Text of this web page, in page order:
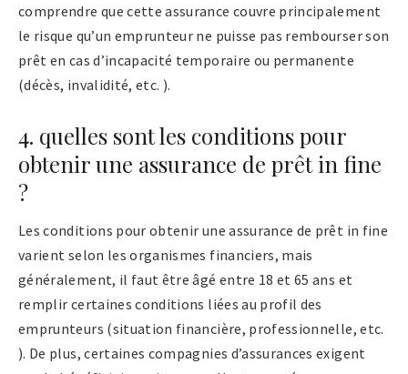
comprendre que cette assurance couvre principalement
le risque qu’un emprunteur ne puisse pas rembourser son
prêt en cas d’incapacité temporaire ou permanente
(décès, invalidité, etc. ).
4. quelles sont les conditions pour
obtenir une assurance de prêt in fine
?
Les conditions pour obtenir une assurance de prêt in fine
varient selon les organismes financiers, mais
généralement, il faut être âgé entre 18 et 65 ans et
remplir certaines conditions liées au profil des
emprunteurs (situation financière, professionnelle, etc.
). De plus, certaines compagnies d’assurances exigent